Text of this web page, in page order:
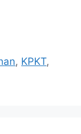
, KPKT,